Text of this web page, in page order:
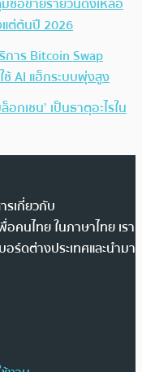
ซื้อขายรายวันดิ่งเหลือ
ต่ต้นปี 2026
การ Bitcoin Swap
ช้ AI แฮ็กระบบพุ่งสูง
กเชน’ เป็นธาตุอะไรใน
รเกี่ยวกับ
คนไทย ในภาษาไทย เรา
ร์ดต่างประเทศและนำมา